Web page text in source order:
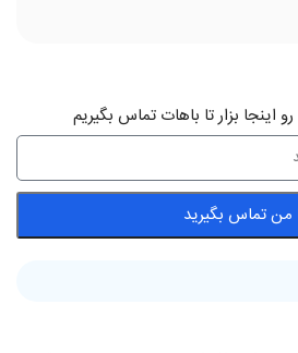
اینجا بزار تا باهات تماس بگیریم
من تماس بگیرید